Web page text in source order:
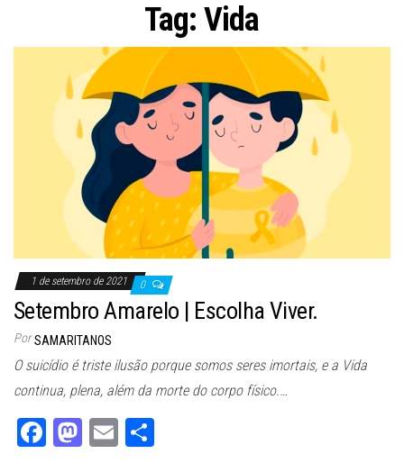
Tag: Vida
1 de setembro de 2021 0
Setembro Amarelo | Escolha Viver.
Por SAMARITANOS
O suicídio é triste ilusão porque somos seres imortais, e a Vida
continua, plena, além da morte do corpo físico.…
Fa M
E